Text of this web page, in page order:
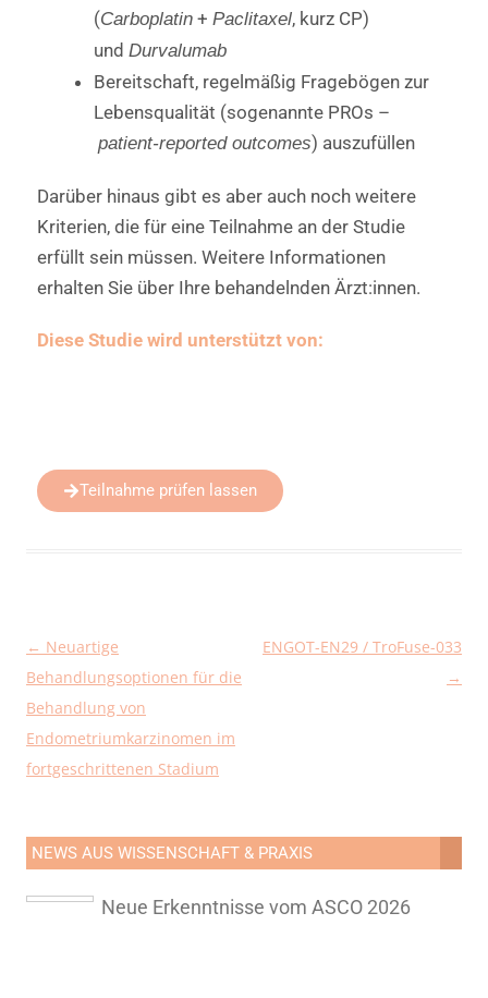
(Carboplatin + Paclitaxel, kurz CP)
und Durvalumab
Bereitschaft, regelmäßig Fragebögen zur
Lebensqualität (sogenannte PROs –
patient-reported outcomes) auszufüllen
Darüber hinaus gibt es aber auch noch weitere
Kriterien, die für eine Teilnahme an der Studie
erfüllt sein müssen. Weitere Informationen
erhalten Sie über Ihre behandelnden Ärzt:innen.
Diese Studie wird unterstützt von:
Teilnahme prüfen lassen
Beitragsnavigation
← Neuartige
Behandlungsoptionen für die
Behandlung von
Endometriumkarzinomen im
fortgeschrittenen Stadium
ENGOT-EN29 / TroFuse-033
→
NEWS AUS WISSENSCHAFT & PRAXIS
Neue Erkenntnisse vom ASCO 2026